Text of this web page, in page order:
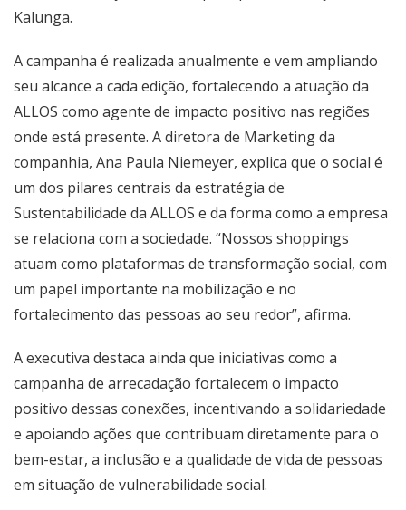
Kalunga.
A campanha é realizada anualmente e vem ampliando
seu alcance a cada edição, fortalecendo a atuação da
ALLOS como agente de impacto positivo nas regiões
onde está presente. A diretora de Marketing da
companhia, Ana Paula Niemeyer, explica que o social é
um dos pilares centrais da estratégia de
Sustentabilidade da ALLOS e da forma como a empresa
se relaciona com a sociedade. “Nossos shoppings
atuam como plataformas de transformação social, com
um papel importante na mobilização e no
fortalecimento das pessoas ao seu redor”, afirma.
A executiva destaca ainda que iniciativas como a
campanha de arrecadação fortalecem o impacto
positivo dessas conexões, incentivando a solidariedade
e apoiando ações que contribuam diretamente para o
bem-estar, a inclusão e a qualidade de vida de pessoas
em situação de vulnerabilidade social.